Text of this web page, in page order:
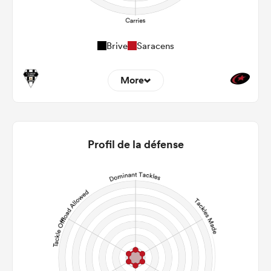
Brive Saracens
More
22m Conversion
Carries
Kicks
Post Contact Meters
Profil de la défense